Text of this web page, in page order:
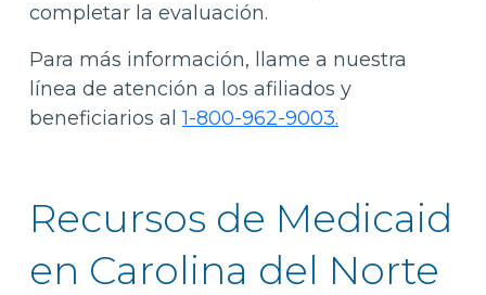
completar la evaluación.
Para más información, llame a nuestra
línea de atención a los afiliados y
beneficiarios al1-800-962-9003.
Recursos de Medicaid
en Carolina del Norte